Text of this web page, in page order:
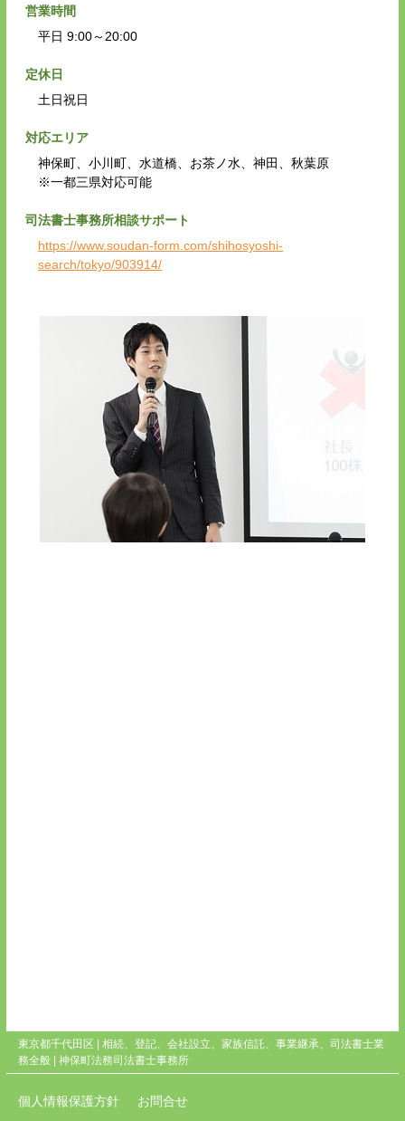
営業時間
平日 9:00～20:00
定休日
土日祝日
対応エリア
神保町、小川町、水道橋、お茶ノ水、神田、秋葉原
※一都三県対応可能
司法書士事務所相談サポート
https://www.soudan-form.com/shihosyoshi-
search/tokyo/903914/
東京都千代田区 | 相続、登記、会社設立、家族信託、事業継承、司法書士業
務全般 | 神保町法務司法書士事務所
個人情報保護方針 お問合せ